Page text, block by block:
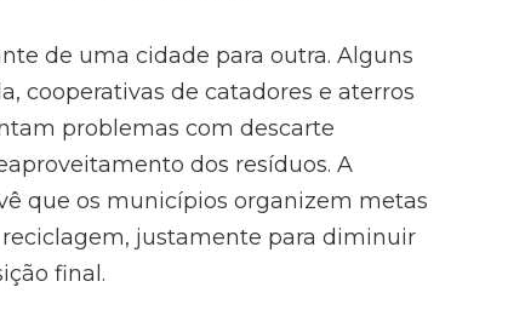
de uma cidade para outra. Alguns
cooperativas de catadores e aterros
problemas com descarte
dos resíduos. A
que os municípios organizem metas
justamente para diminuir
final.